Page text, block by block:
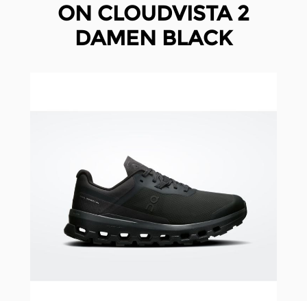
ON CLOUDVISTA 2
DAMEN BLACK